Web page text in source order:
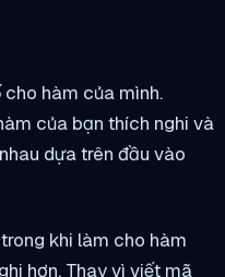
hàm của mình.
của bạn thích nghi và
dựa trên đầu vào
khi làm cho hàm
hơn. Thay vì viết mã